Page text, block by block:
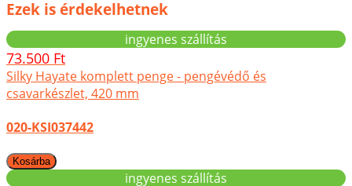
Ezek is érdekelhetnek
ingyenes szállítás
73.500 Ft
Silky Hayate komplett penge - pengévédő és
csavarkészlet, 420 mm
020-KSI037442
ingyenes szállítás